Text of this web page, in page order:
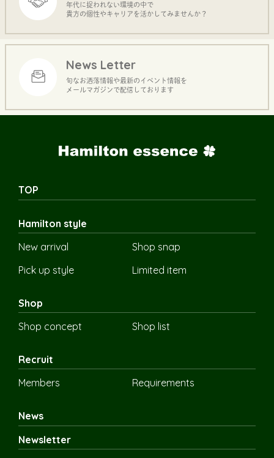
年代に捉われない環境の中で
貴方の個性やキャリアを活かしてみませんか？
News Letter
旬なお洒落情報や最新のイベント情報を
メールマガジンで配信しております
TOP
Hamilton style
New arrival
Shop snap
Pick up style
Limited item
Shop
Shop concept
Shop list
Recruit
Members
Requirements
News
Newsletter